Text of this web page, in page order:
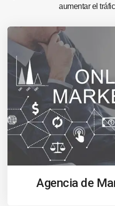
aumentar el
Agencia de